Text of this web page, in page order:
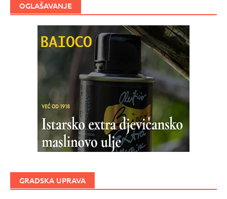
OGLAŠAVANJE
GRADSKA UPRAVA